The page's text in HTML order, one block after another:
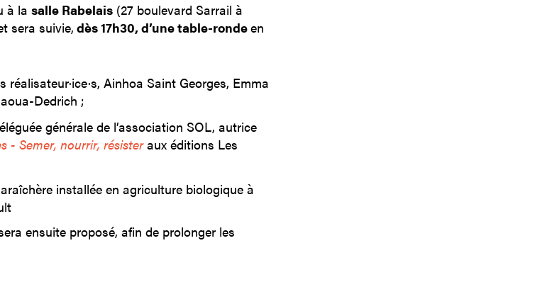
à la salle Rabelais(27 boulevard Sarrail à
sera suivie,dès 17h30, d’une table-rondeen
réalisateur·ice·s, Ainhoa Saint Georges, Emma
Dedrich ;
générale de l’association SOL, autrice
- Semer, nourrir, résisteraux éditions Les
installée en agriculture biologique à
ensuite proposé, afin de prolonger les